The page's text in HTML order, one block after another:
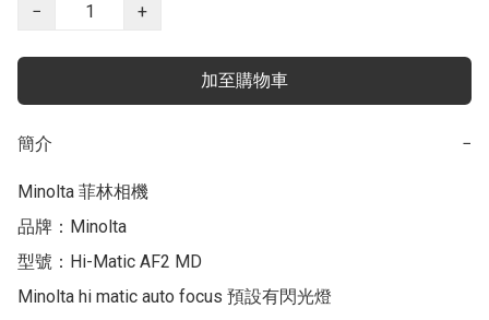
−
+
加至購物車
簡介 −
Minolta 菲林相機
品牌：Minolta
型號：Hi-Matic AF2 MD
Minolta hi matic auto focus 預設有閃光燈